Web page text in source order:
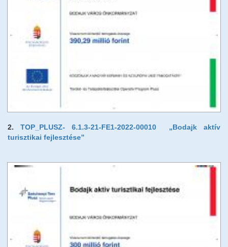
Rendőrség
Közművelődés
Befektetőbarát Település
2.
TOP_PLUSZ- 6.1.3-21-FE1-2022-00010 „Bodajk aktív
turisztikai fejlesztése”